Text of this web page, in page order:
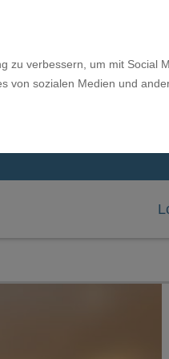
zu verbessern, um mit Social
von sozialen Medien und